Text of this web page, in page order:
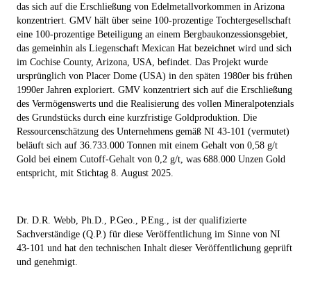
das sich auf die Erschließung von Edelmetallvorkommen in Arizona
konzentriert. GMV hält über seine 100-prozentige Tochtergesellschaft
eine 100-prozentige Beteiligung an einem Bergbaukonzessionsgebiet,
das gemeinhin als Liegenschaft Mexican Hat bezeichnet wird und sich
im Cochise County, Arizona, USA, befindet. Das Projekt wurde
ursprünglich von Placer Dome (USA) in den späten 1980er bis frühen
1990er Jahren exploriert. GMV konzentriert sich auf die Erschließung
des Vermögenswerts und die Realisierung des vollen Mineralpotenzials
des Grundstücks durch eine kurzfristige Goldproduktion. Die
Ressourcenschätzung des Unternehmens gemäß NI 43-101 (vermutet)
beläuft sich auf 36.733.000 Tonnen mit einem Gehalt von 0,58 g/t
Gold bei einem Cutoff-Gehalt von 0,2 g/t, was 688.000 Unzen Gold
entspricht, mit Stichtag 8. August 2025.
Dr. D.R. Webb, Ph.D., P.Geo., P.Eng., ist der qualifizierte
Sachverständige (Q.P.) für diese Veröffentlichung im Sinne von NI
43-101 und hat den technischen Inhalt dieser Veröffentlichung geprüft
und genehmigt.